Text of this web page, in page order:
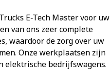
E-Tech Master voor uw
van ons zeer complete
waardoor de zorg over uw
Onze werkplaatsen zijn
elektrische bedrijfswagens.